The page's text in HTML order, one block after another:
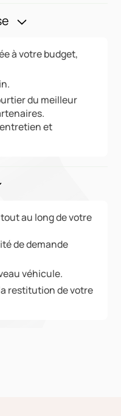
à votre budget,
du meilleur
et
au long de votre
de demande
véhicule.
restitution de votre